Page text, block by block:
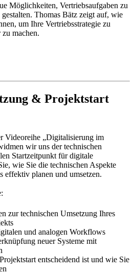
Möglichkeiten, Vertriebsaufgaben zu
Thomas Bätz zeigt auf, wie
um Ihre Vertriebsstrategie zu
machen.
& Projektstart
Videoreihe „Digitalisierung im
wir uns der technischen
Startzeitpunkt für digitale
wie Sie die technischen Aspekte
effektiv planen und umsetzen.
zur technischen Umsetzung Ihres
und analogen Workflows
neuer Systeme mit
entscheidend ist und wie Sie